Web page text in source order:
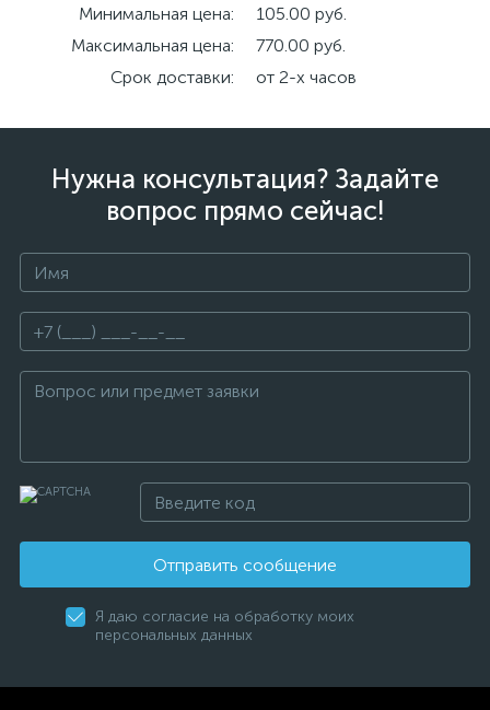
Минимальная цена:
105.00 руб.
Максимальная цена:
770.00 руб.
Срок доставки:
от 2-х часов
Нужна консультация? Задайте
вопрос прямо сейчас!
Отправить сообщение
Я даю согласие на обработку моих
персональных данных